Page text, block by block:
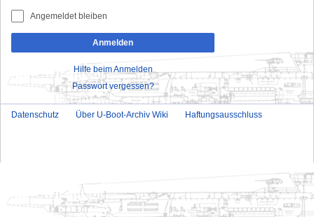
Angemeldet bleiben
Anmelden
Hilfe beim Anmelden
Passwort vergessen?
Datenschutz Über U-Boot-Archiv Wiki Haftungsausschluss